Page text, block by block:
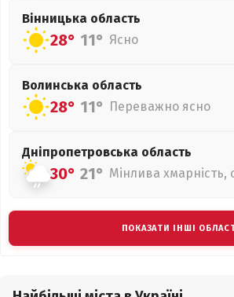
Вінницька область
28° 11° Ясно
Волинська область
28° 11° Переважно ясно
Дніпропетровська область
30° 21° Мінлива
ПОКАЗАТИ ІНШІ